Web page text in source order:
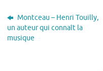
Montceau – Henri Touilly,
un auteur qui connaît la
musique